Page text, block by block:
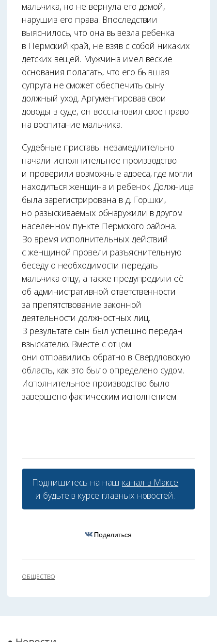
мальчика, но не вернула его домой,
нарушив его права. Впоследствии
выяснилось, что она вывезла ребенка
в Пермский край, не взяв с собой никаких
детских вещей. Мужчина имел веские
основания полагать, что его бывшая
супруга не сможет обеспечить сыну
должный уход. Аргументировав свои
доводы в суде, он восстановил свое право
на воспитание мальчика.
Судебные приставы незамедлительно
начали исполнительное производство
и проверили возможные адреса, где могли
находиться женщина и ребенок. Должница
была зарегистрирована в д. Горшки,
но разыскиваемых обнаружили в другом
населенном пункте Пермского района.
Во время исполнительных действий
с женщиной провели разъяснительную
беседу о необходимости передать
мальчика отцу, а также предупредили её
об административной ответственности
за препятствование законной
деятельности должностных лиц.
В результате сын был успешно передан
взыскателю. Вместе с отцом
они отправились обратно в Свердловскую
область, как это было определено судом.
Исполнительное производство было
завершено фактическим исполнением.
Подпишитесь на наш канал в Максе
и будьте в курсе главных новостей.
Поделиться
ОБЩЕСТВО